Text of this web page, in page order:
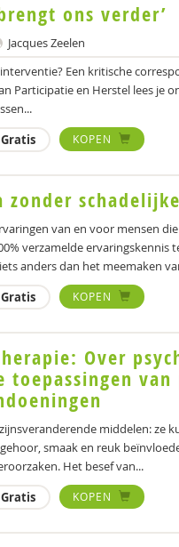
ons verder’
Jacques Zeelen
Een kritische
Participatie en Herstel lees je
Gratis KOPEN
zonder
van en voor mensen
verzamelde ervaringskennis
anders dan het meemaken
Gratis KOPEN
Over
toepassingen
middelen: ze
smaak en reuk
Het besef van...
Gratis KOPEN